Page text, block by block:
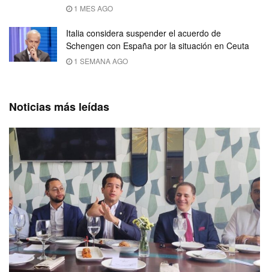
1 MES AGO
Italia considera suspender el acuerdo de
Schengen con España por la situación en Ceuta
1 SEMANA AGO
Noticias más leídas